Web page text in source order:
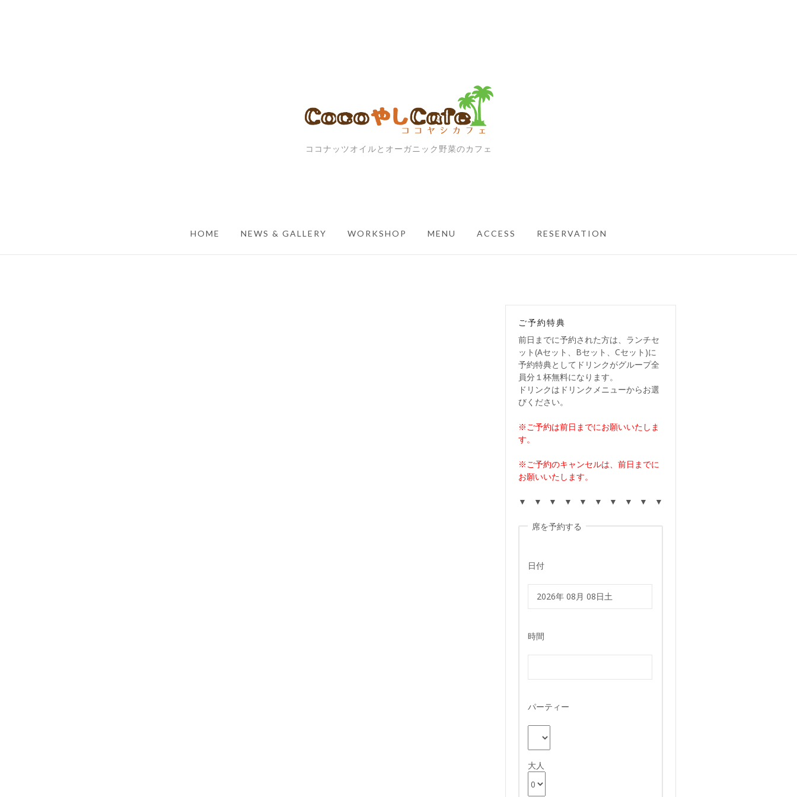
ココナッツオイルとオーガニック野菜のカフェ
HOME NEWS & GALLERY WORKSHOP MENU ACCESS RESERVATION
ご予約特典
前日までに予約された方は、ランチセ
ット(Aセット、Bセット、Cセット)に
予約特典としてドリンクがグループ全
員分１杯無料になります。
ドリンクはドリンクメニューからお選
びください。
※ご予約は前日までにお願いいたしま
す。
※ご予約のキャンセルは、前日までに
お願いいたします。
▼ ▼ ▼ ▼ ▼ ▼ ▼ ▼ ▼ ▼
席を予約する
日付
時間
パーティー
大人